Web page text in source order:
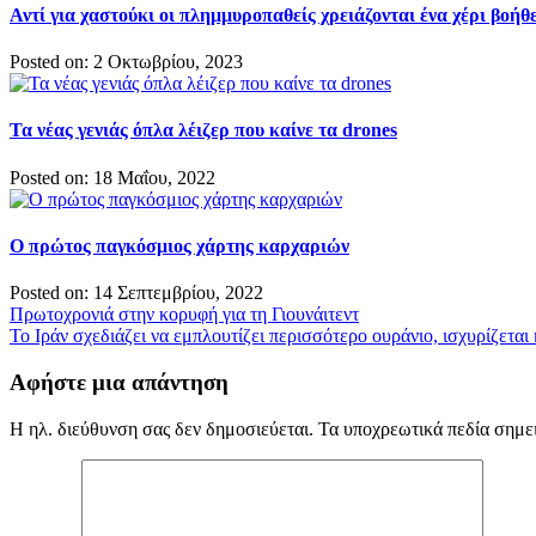
Αντί για χαστούκι οι πλημμυροπαθείς χρειάζονται ένα χέρι
Posted on: 2 Οκτωβρίου, 2023
Τα νέας γενιάς όπλα λέιζερ που καίνε τα drones
Posted on: 18 Μαΐου, 2022
Ο πρώτος παγκόσμιος χάρτης καρχαριών
Posted on: 14 Σεπτεμβρίου, 2022
Πλοήγηση
άρθρων
Πρωτοχρονιά στην κορυφή για τη Γιουνάιτεντ
Το Ιράν σχεδιάζει να εμπλουτίζει περισσότερο ουράνιο,
Αφήστε μια απάντηση
Η ηλ. διεύθυνση σας δεν δημοσιεύεται. Τα υποχρεωτικά πεδία